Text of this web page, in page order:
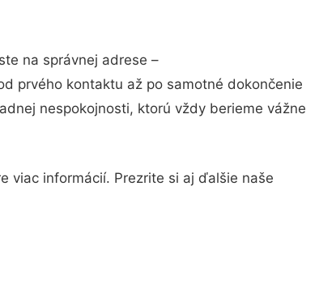
na správnej adrese –
prvého kontaktu až po samotné dokončenie
nespokojnosti, ktorú vždy berieme vážne
viac informácií. Prezrite si aj ďalšie naše